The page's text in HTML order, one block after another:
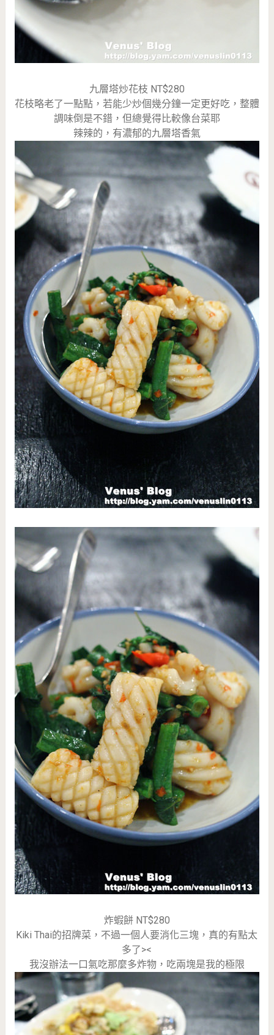
九層塔炒花枝 NT$280
花枝略老了一點點，若能少炒個幾分鐘一定更好吃，整體
調味倒是不錯，但總覺得比較像台菜耶
辣辣的，有濃郁的九層塔香氣
炸蝦餅 NT$280
Kiki Thai的招牌菜，不過一個人要消化三塊，真的有點太
多了><
我沒辦法一口氣吃那麼多炸物，吃兩塊是我的極限